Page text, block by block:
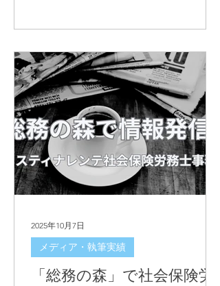
く解説します。
「総務の森」で社会保険労
メディア・執筆実績
2025年10月7日